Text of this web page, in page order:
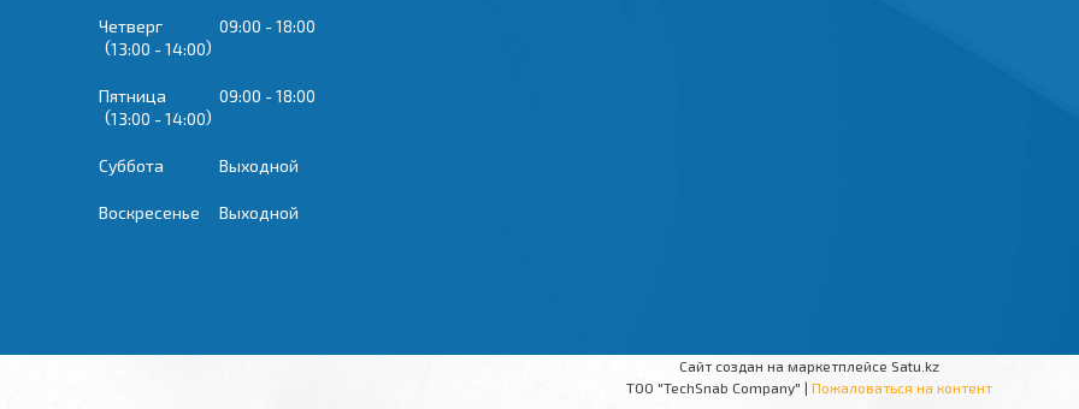
Четверг 09:00
18:00
13:00
14:00
Пятница 09:00
18:00
13:00
14:00
Суббота Выходной
Воскресенье Выходной
Сайт создан на маркетплейсе Satu.kz
TOO "TechSnab Company" | Пожаловаться на контент